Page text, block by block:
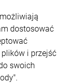
dostosować
i przejść
swoich